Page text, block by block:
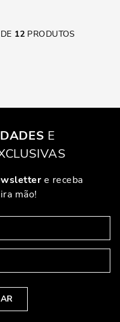
DE 12 PRODUTOS
E
e receba
mão!